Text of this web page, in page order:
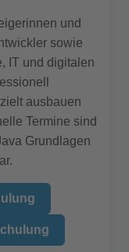
und
sowie
IT und digitalen
ausbauen
Termine sind
Grundlagen